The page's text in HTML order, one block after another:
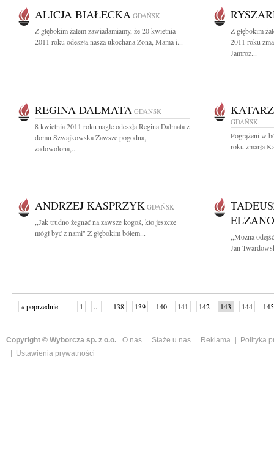
ALICJA BIAŁECKA GDAŃSK
Z głębokim żalem zawiadamiamy, że 20 kwietnia
2011 roku odeszła nasza ukochana Żona, Mama i...
Z głębokim
2011 roku
Jamroż...
REGINA DALMATA GDAŃSK
8 kwietnia 2011 roku nagle odeszła Regina Dalmata z
domu Szwajkowska Zawsze pogodna,
zadowolona,...
GDAŃSK
Pogrążeni w
roku zmarła
ANDRZEJ KASPRZYK GDAŃSK
,,Jak trudno żegnać na zawsze kogoś, kto jeszcze
mógł być z nami" Z głębokim bólem...
,,Można
Jan
« poprzednie 1 ... 138 139 140 141 142 143 144
145
Copyright © Wyborcza sp. z o.o. O nas Staże u nas Reklama
Polityka
Ustawienia prywatności